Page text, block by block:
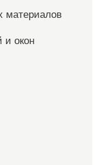
материалов
и окон